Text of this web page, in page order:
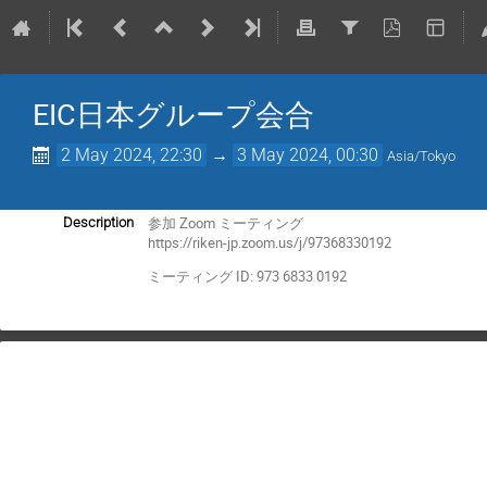
EIC日本グループ会合
2 May 2024, 22:30 → 3 May 2024, 00:30 Asia/Tokyo
Description
参加 Zoom ミーティング
https://riken-jp.zoom.us/j/97368330192
ミーティング ID: 973 6833 0192